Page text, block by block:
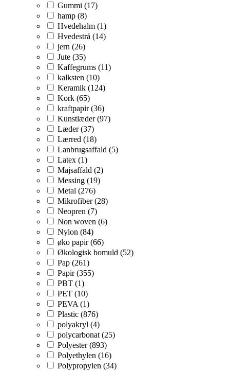
Gummi (17)
hamp (8)
Hvedehalm (1)
Hvedestrå (14)
jern (26)
Jute (35)
Kaffegrums (11)
kalksten (10)
Keramik (124)
Kork (65)
kraftpapir (36)
Kunstlæder (97)
Læder (37)
Lærred (18)
Lanbrugsaffald (5)
Latex (1)
Majsaffald (2)
Messing (19)
Metal (276)
Mikrofiber (28)
Neopren (7)
Non woven (6)
Nylon (84)
øko papir (66)
Økologisk bomuld (52)
Pap (261)
Papir (355)
PBT (1)
PET (10)
PEVA (1)
Plastic (876)
polyakryl (4)
polycarbonat (25)
Polyester (893)
Polyethylen (16)
Polypropylen (34)